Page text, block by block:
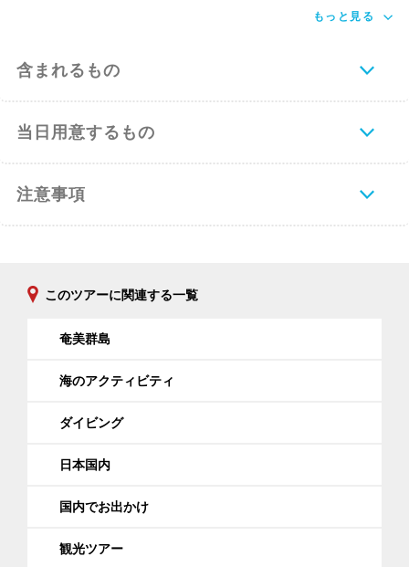
もっと見る
含まれるもの
当日用意するもの
注意事項
このツアーに関連する一覧
奄美群島
海のアクティビティ
ダイビング
日本国内
国内でお出かけ
観光ツアー